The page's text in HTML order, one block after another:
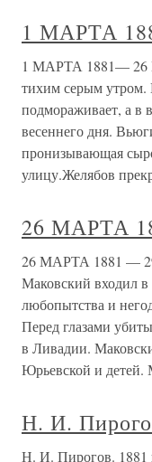
1 МАРТА
1 МАРТА 1881— 26
тихим серым утром.
подмораживает, а в
весеннего дня.
пронизывающая
улицу.Желябов
26 МАРТА
26 МАРТА 1881 —
Маковский входил
любопытства и
Перед глазами
в Ливадии.
Юрьевской и детей.
Н. И.
Н. И. Пирогов. 1881